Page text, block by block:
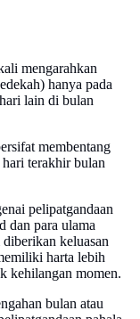
mengarahkan
hanya pada
lain di bulan
membentang
terakhir bulan
pelipatgandaan
para ulama
keluasan
harta lebih
kehilangan momen.
bulan atau